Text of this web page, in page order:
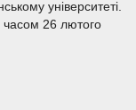
університеті.
часом 26 лютого